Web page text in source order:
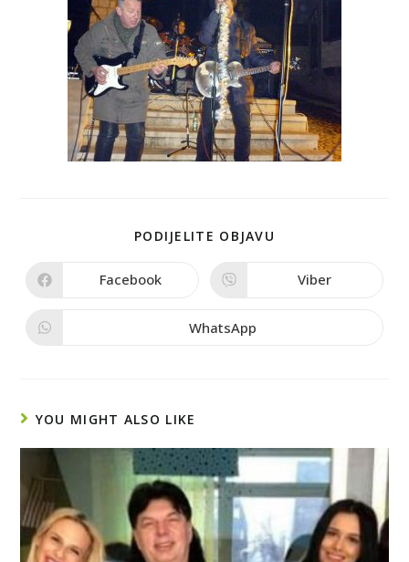
PODIJELITE OBJAVU
Facebook Viber
WhatsApp
YOU MIGHT ALSO LIKE